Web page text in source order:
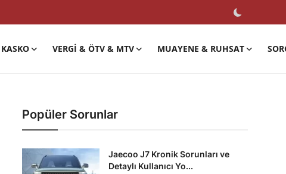
VERGI & ÖTV & MTV MUAYENE & RUHSAT
Popüler Sorunlar
Jaecoo J7 Kronik Sorunları ve
Detaylı Kullanıcı Yo...